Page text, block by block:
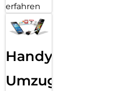
erfahren
Handy
Umzug